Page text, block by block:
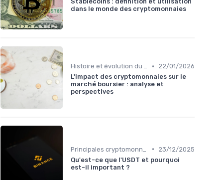
dans le monde des cryptomonnaies
Histoire et évolution du marché des cryptos •
22/01/2026
L'impact des cryptomonnaies sur le
marché boursier : analyse et
perspectives
•
23/12/2025
Qu'est-ce que l'USDT et pourquoi
est-il important ?